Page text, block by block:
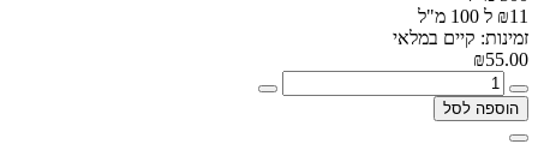
₪11 ל 100 מ"ל
זמינות: קיים במלאי
₪55.00
הוספה לסל